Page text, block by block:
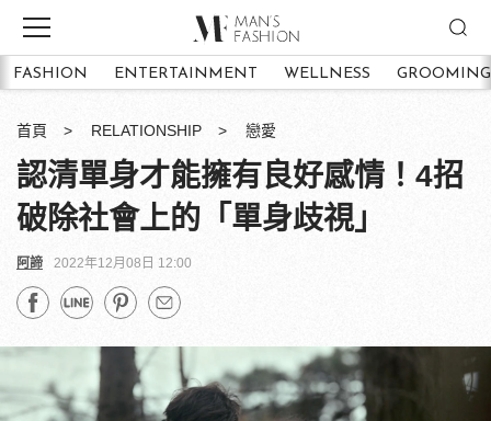
FASHION ENTERTAINMENT WELLNESS GROOMING
首頁 RELATIONSHIP 戀愛
認清單身才能擁有良好感情！4招
破除社會上的「單身歧視」
阿諦 2022年12月08日 12:00